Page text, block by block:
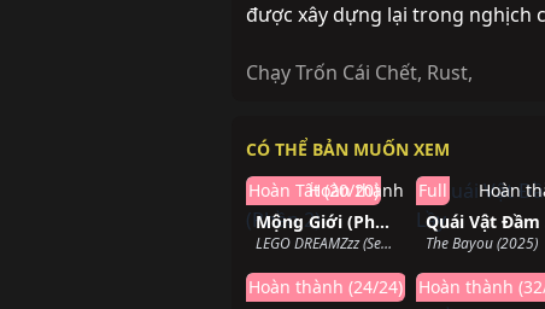
được xây dựng lại trong nghịch
Chạy Trốn Cái Chết, Rust,
CÓ THỂ BẢN MUỐN XEM
Mộng Giới (Phần 2)
LEGO DREAMZzz (Season 2) (2024)
Hoàn Tất (20/20)
Hoàn thành
The Bayou (2025)
Full
Hoàn
Hoàn thành (24/24) Hoàn thành